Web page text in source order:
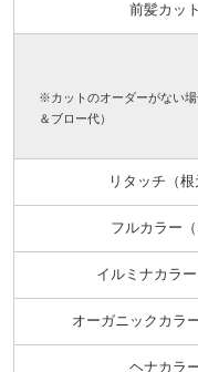
前髪カット
※カットのオーダーがない
＆ブロー代）
リタッチ（根
フルカラー（
イルミナカラー
オーガニックカラ
ヘナカラ